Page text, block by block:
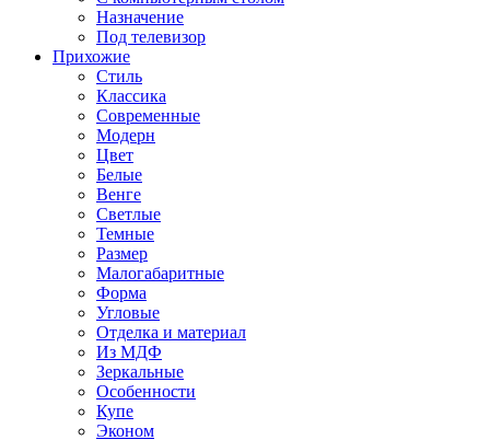
Назначение
Под телевизор
Прихожие
Стиль
Классика
Современные
Модерн
Цвет
Белые
Венге
Светлые
Темные
Размер
Малогабаритные
Форма
Угловые
Отделка и материал
Из МДФ
Зеркальные
Особенности
Купе
Эконом